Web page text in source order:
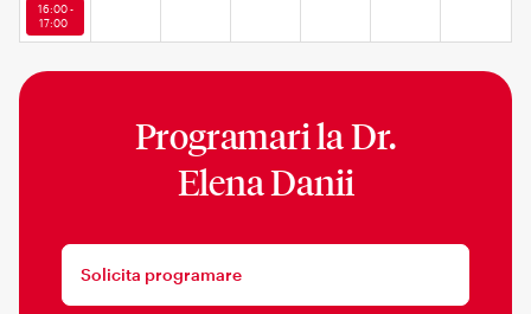
16:00 -
17:00
Programari laDr.
Elena Danii
Solicita programare